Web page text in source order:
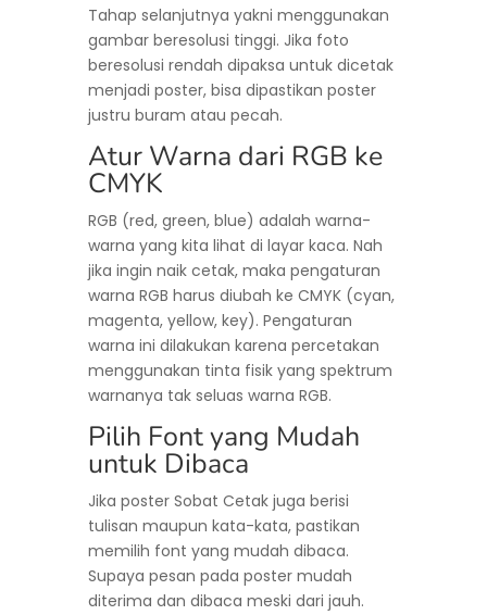
Tahap selanjutnya yakni menggunakan
gambar beresolusi tinggi. Jika foto
beresolusi rendah dipaksa untuk dicetak
menjadi poster, bisa dipastikan poster
justru buram atau pecah.
Atur Warna dari RGB ke
CMYK
RGB (red, green, blue) adalah warna-
warna yang kita lihat di layar kaca. Nah
jika ingin naik cetak, maka pengaturan
warna RGB harus diubah ke CMYK (cyan,
magenta, yellow, key). Pengaturan
warna ini dilakukan karena percetakan
menggunakan tinta fisik yang spektrum
warnanya tak seluas warna RGB.
Pilih Font yang Mudah
untuk Dibaca
Jika poster Sobat Cetak juga berisi
tulisan maupun kata-kata, pastikan
memilih font yang mudah dibaca.
Supaya pesan pada poster mudah
diterima dan dibaca meski dari jauh.